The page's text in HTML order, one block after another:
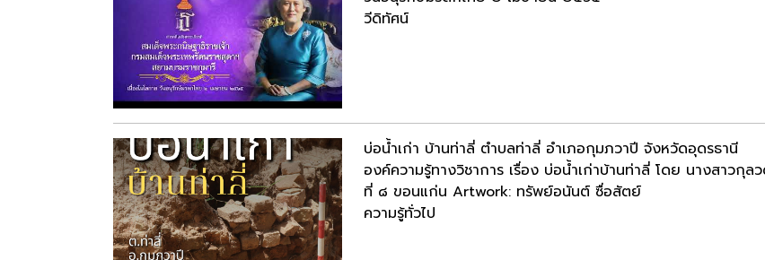
วีดิทัศน์
บ่อน้ำเก่า บ้านท่าลี่ ตำบลท่าลี่ อำเภอกุมภวาปี จังหวัดอุดรธานี
องค์ความรู้ทางวิชาการ เรื่อง บ่อน้ำเก่าบ้านท่าลี่ โดย นางสาว
ที่ ๘ ขอนแก่น Artwork: ทรัพย์อนันต์ ซื่อสัตย์
ความรู้ทั่วไป